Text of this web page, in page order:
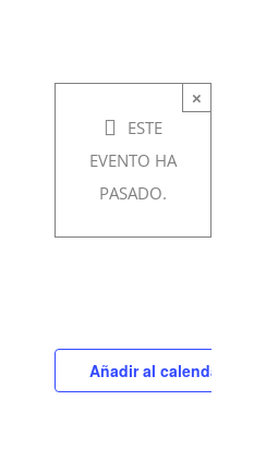
×
ESTE
EVENTO HA
PASADO.
noviembre
15, 2018 @
7:00 pm
10:00 pm
Añadir al calendario